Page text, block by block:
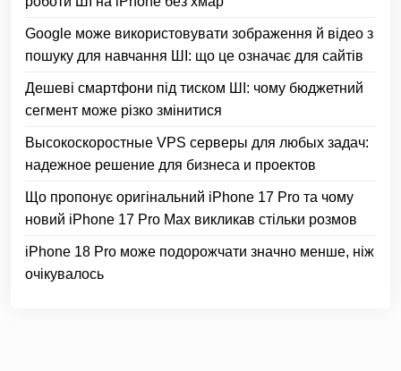
Google може використовувати зображення й відео з
пошуку для навчання ШІ: що це означає для сайтів
Дешеві смартфони під тиском ШІ: чому бюджетний
сегмент може різко змінитися
Высокоскоростные VPS серверы для любых задач:
надежное решение для бизнеса и проектов
Що пропонує оригінальний iPhone 17 Pro та чому
новий iPhone 17 Pro Max викликав стільки розмов
iPhone 18 Pro може подорожчати значно менше, ніж
очікувалось